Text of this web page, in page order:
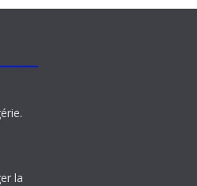
la